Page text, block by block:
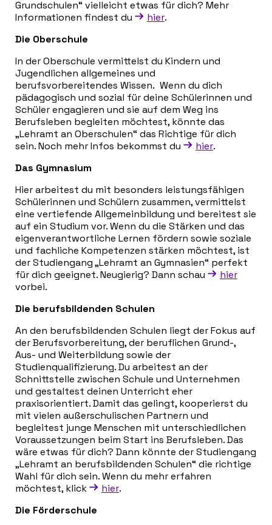
Grundschulen“ vielleicht etwas für dich? Mehr
Informationen findest du
hier.
Die Oberschule
In der Oberschule vermittelst du Kindern und
Jugendlichen allgemeines und
berufsvorbereitendes Wissen. Wenn du dich
pädagogisch und sozial für deine Schülerinnen und
Schüler engagieren und sie auf dem Weg ins
Berufsleben begleiten möchtest, könnte das
„Lehramt an Oberschulen“ das Richtige für dich
sein. Noch mehr Infos bekommst du
hier.
Das Gymnasium
Hier arbeitest du mit besonders leistungsfähigen
Schülerinnen und Schülern zusammen, vermittelst
eine vertiefende Allgemeinbildung und bereitest sie
auf ein Studium vor. Wenn du die Stärken und das
eigenverantwortliche Lernen fördern sowie soziale
und fachliche Kompetenzen stärken möchtest, ist
der Studiengang „Lehramt an Gymnasien“ perfekt
für dich geeignet. Neugierig? Dann schau
hier
vorbei.
Die berufsbildenden Schulen
An den berufsbildenden Schulen liegt der Fokus auf
der Berufsvorbereitung, der beruflichen Grund-,
Aus- und Weiterbildung sowie der
Studienqualifizierung. Du arbeitest an der
Schnittstelle zwischen Schule und Unternehmen
und gestaltest deinen Unterricht eher
praxisorientiert. Damit das gelingt, kooperierst du
mit vielen außerschulischen Partnern und
begleitest junge Menschen mit unterschiedlichen
Voraussetzungen beim Start ins Berufsleben. Das
wäre etwas für dich? Dann könnte der Studiengang
„Lehramt an berufsbildenden Schulen“ die richtige
Wahl für dich sein. Wenn du mehr erfahren
möchtest, klick
hier.
Die Förderschule